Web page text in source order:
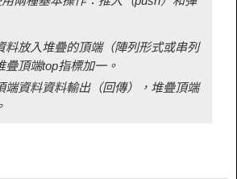
料放入堆疊的頂端（陣列形式或串列
疊頂端top指標加一。
端資料資料輸出（回傳），堆疊頂端